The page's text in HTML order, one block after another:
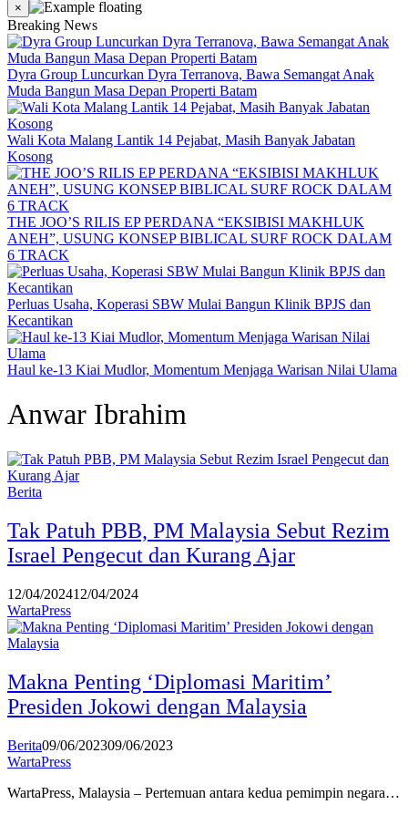
×
Breaking News
Dyra Group Luncurkan Dyra Terranova, Bawa Semangat Anak
Muda Bangun Masa Depan Properti Batam
Wali Kota Malang Lantik 14 Pejabat, Masih Banyak Jabatan
Kosong
THE JOO’S RILIS EP PERDANA “EKSIBISI MAKHLUK
ANEH”, USUNG KONSEP BIBLICAL SURF ROCK DALAM
6 TRACK
Perluas Usaha, Koperasi SBW Mulai Bangun Klinik BPJS dan
Kecantikan
Haul ke-13 Kiai Mudlor, Momentum Menjaga Warisan Nilai Ulama
Anwar Ibrahim
Berita
Tak Patuh PBB, PM Malaysia Sebut Rezim
Israel Pengecut dan Kurang Ajar
12/04/202412/04/2024
WartaPress
Makna Penting ‘Diplomasi Maritim’
Presiden Jokowi dengan Malaysia
Berita09/06/202309/06/2023
WartaPress
WartaPress, Malaysia – Pertemuan antara kedua pemimpin negara…